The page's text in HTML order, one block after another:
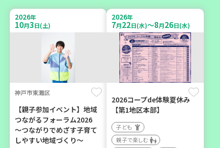
神戸市兵庫区
【第3地区本部】「ふれあい
喫茶つどい」気軽に集う居
場所（第1月曜日に開催）
ボランティア
カフェ・つどい場
「フードドライブ」集中受
け付け！
2026年
10月3日(土)
神戸市東灘区
【親子参加イベント】地域
つながるフォーラム2026
～つながりでめざす子育て
しやすい地域づくり～
2026年
7月22日(水)～8月26日(水)
2026コープde体験夏休み
【第1地区本部】
子ども
親子で楽しむ